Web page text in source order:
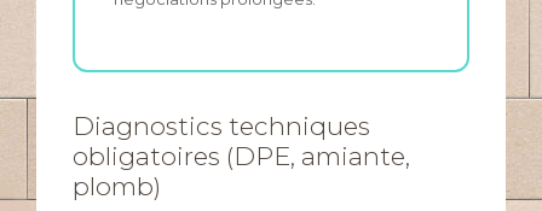
Diagnostics techniques
obligatoires (DPE, amiante,
plomb)